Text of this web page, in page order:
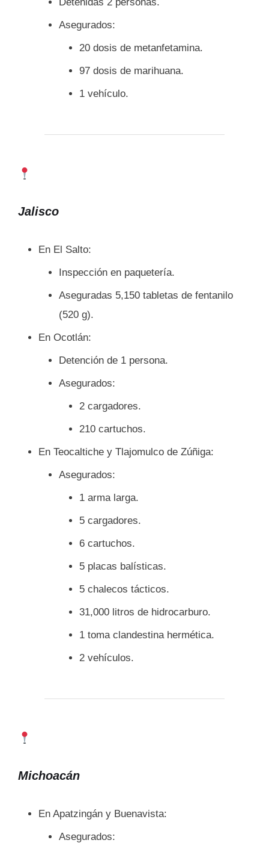
Asegurados:
20 dosis de metanfetamina.
97 dosis de marihuana.
1 vehículo.
Jalisco
En El Salto:
Inspección en paquetería.
Aseguradas 5,150 tabletas de fentanilo
(520 g).
En Ocotlán:
Detención de 1 persona.
Asegurados:
2 cargadores.
210 cartuchos.
En Teocaltiche y Tlajomulco de Zúñiga:
Asegurados:
1 arma larga.
5 cargadores.
6 cartuchos.
5 placas balísticas.
5 chalecos tácticos.
31,000 litros de hidrocarburo.
1 toma clandestina hermética.
2 vehículos.
Michoacán
En Apatzingán y Buenavista:
Asegurados: